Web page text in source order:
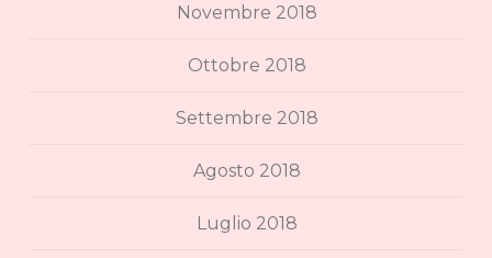
Novembre 2018
Ottobre 2018
Settembre 2018
Agosto 2018
Luglio 2018